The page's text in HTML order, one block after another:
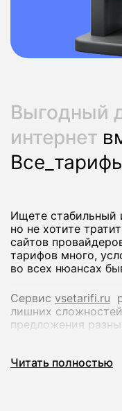
Выгодный
интернет
Ищете стабильный
но не хотите
сайтов
тарифов много,
во всех нюансах
Сервис vsetarifi.ru
лишних
предложения
Читать полностью